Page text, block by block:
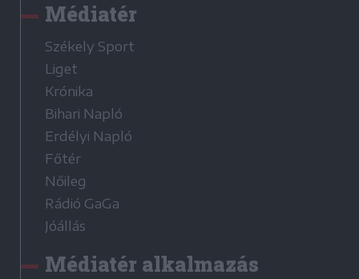
Médiatér
Székely Sport
Liget
Krónika
Bihari Napló
Erdélyi Napló
Főtér
Nőileg
Rádió GaGa
Jóállás
Médiatér alkalmazás